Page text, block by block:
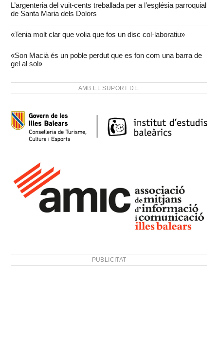
L’argenteria del vuit-cents treballada per a l’església parroquial
de Santa Maria dels Dolors
«Tenia molt clar que volia que fos un disc col·laboratiu»
«Son Macià és un poble perdut que es fon com una barra de
gel al sol»
AMB EL SUPORT DE:
PUBLICITAT